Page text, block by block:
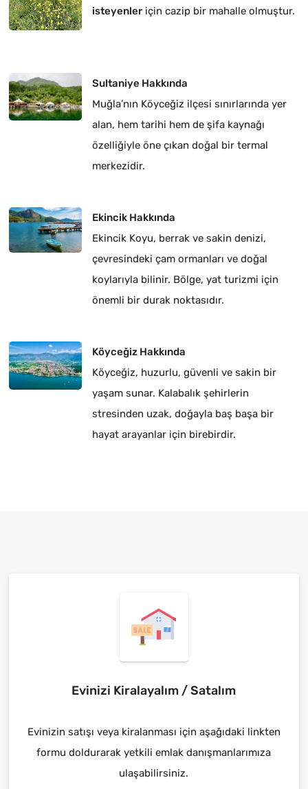
isteyenleriçin cazip bir mahalle olmuştur.
Sultaniye Hakkında
Muğla’nın Köyceğiz ilçesi sınırlarında yer
alan, hem tarihi hem de şifa kaynağı
özelliğiyle öne çıkan doğal bir termal
merkezidir.
Ekincik Hakkında
Ekincik Koyu, berrak ve sakin denizi,
çevresindeki çam ormanları ve doğal
koylarıyla bilinir. Bölge, yat turizmi için
önemli bir durak noktasıdır.
Köyceğiz Hakkında
Köyceğiz, huzurlu, güvenli ve sakin bir
yaşam sunar. Kalabalık şehirlerin
stresinden uzak, doğayla baş başa bir
hayat arayanlar için birebirdir.
Evinizi Kiralayalım / Satalım
Evinizin satışı veya kiralanması için aşağıdaki linkten
formu doldurarak yetkili emlak danışmanlarımıza
ulaşabilirsiniz.